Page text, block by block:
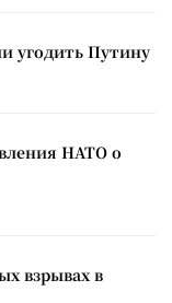
угодить Путину
НАТО о
взрывах в